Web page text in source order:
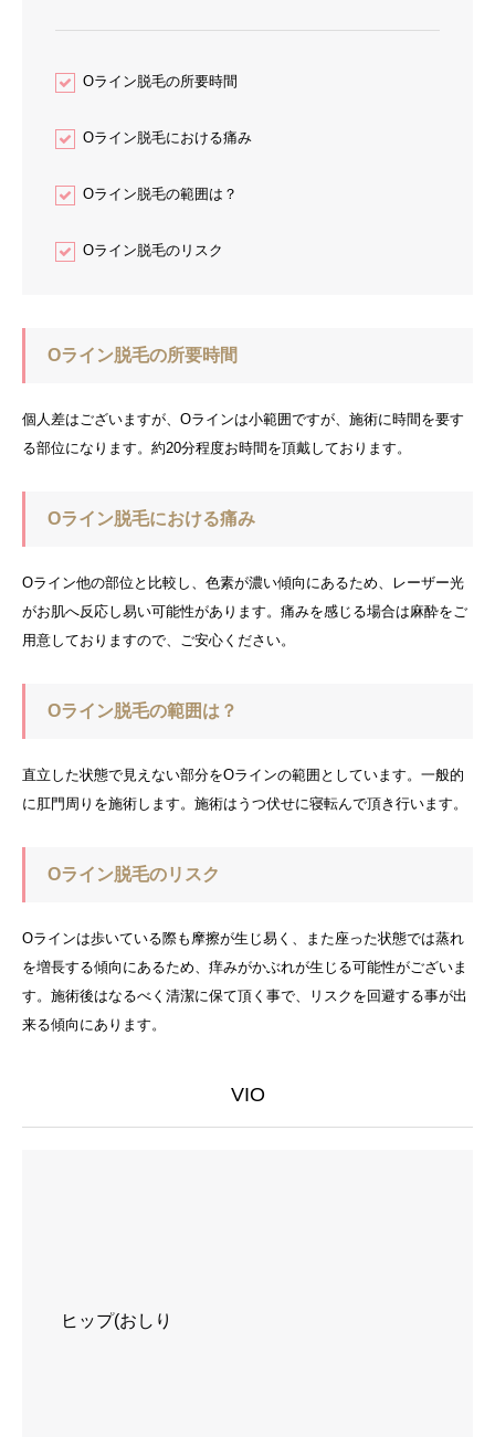
Oライン脱毛の所要時間
Oライン脱毛における痛み
Oライン脱毛の範囲は？
Oライン脱毛のリスク
Oライン脱毛の所要時間
個人差はございますが、Oラインは小範囲ですが、施術に時間を要す
る部位になります。約20分程度お時間を頂戴しております。
Oライン脱毛における痛み
Oライン他の部位と比較し、色素が濃い傾向にあるため、レーザー光
がお肌へ反応し易い可能性があります。痛みを感じる場合は麻酔をご
用意しておりますので、ご安心ください。
Oライン脱毛の範囲は？
直立した状態で見えない部分をOラインの範囲としています。一般的
に肛門周りを施術します。施術はうつ伏せに寝転んで頂き行います。
Oライン脱毛のリスク
Oラインは歩いている際も摩擦が生じ易く、また座った状態では蒸れ
を増長する傾向にあるため、痒みがかぶれが生じる可能性がございま
す。施術後はなるべく清潔に保て頂く事で、リスクを回避する事が出
来る傾向にあります。
VIO
ヒップ(おしり